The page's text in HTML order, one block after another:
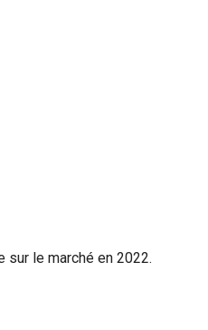
sur le marché en 2022.